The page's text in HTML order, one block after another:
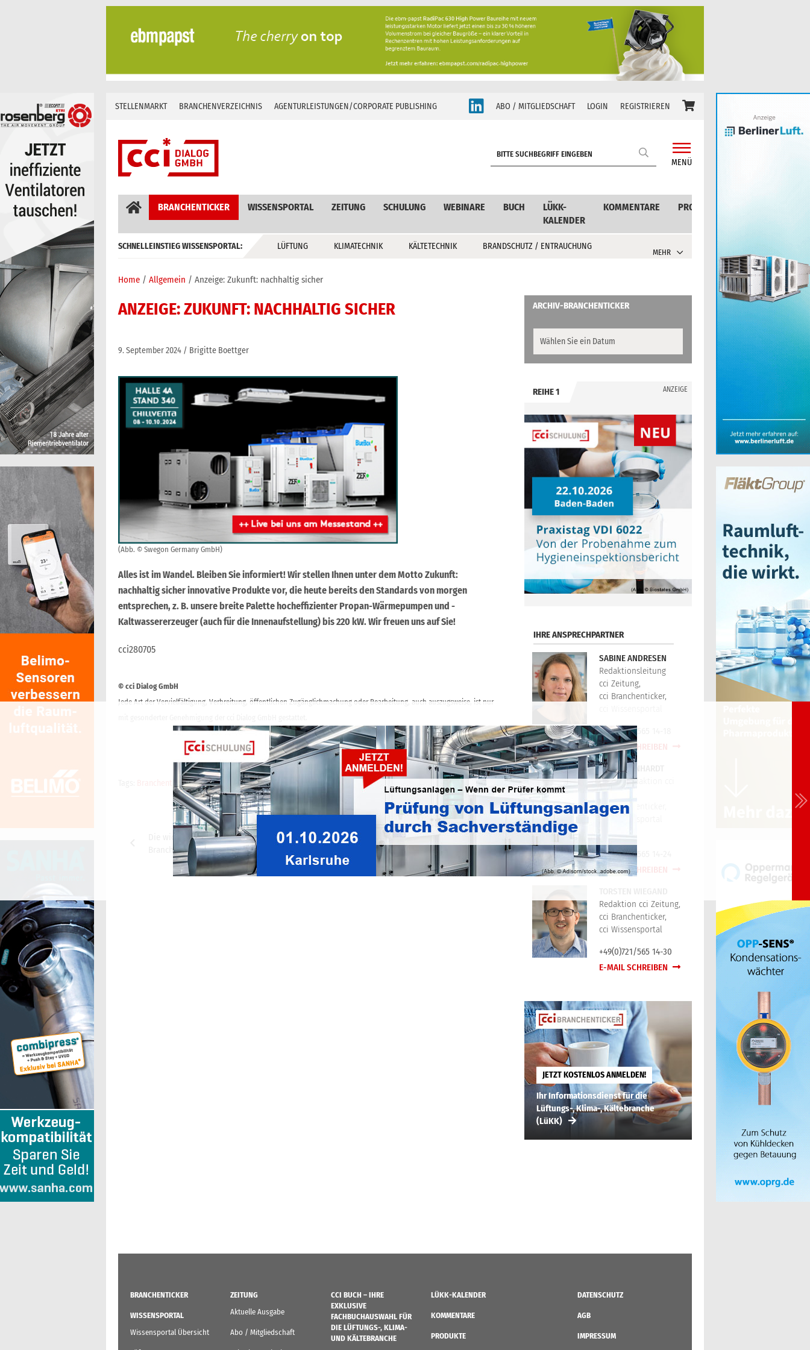
Skip
content
STELLENMARKT BRANCHENVERZEICHNIS AGENTURLEISTUNGEN/CORPORATE PUBLISHING ABO / MITGLIEDSCHAFT LOGIN REGISTRIEREN
MENÜ
BRANCHENTICKER WISSENSPORTAL ZEITUNG SCHULUNG WEBINARE BUCH
LÜKK-
KALENDER
KOMMENTARE PRODUKTE
SCHNELLEINSTIEG WISSENSPORTAL: LÜFTUNG KLIMATECHNIK KÄLTETECHNIK BRANDSCHUTZ / ENTRAUCHUNG
MEHR
Home Allgemein Anzeige: Zukunft: nachhaltig sicher
ANZEIGE: ZUKUNFT: NACHHALTIG SICHER
9. September 2024 Brigitte Boettger
(Abb. © Swegon Germany GmbH)
Alles ist im Wandel. Bleiben Sie informiert! Wir stellen Ihnen unter dem Motto Zukunft:
nachhaltig sicher innovative Produkte vor, die heute bereits den Standards von morgen
entsprechen, z. B. unsere breite Palette hocheffizienter Propan-Wärmepumpen und -
Kaltwassererzeuger (auch für die Innenaufstellung) bis 220 kW. Wir freuen uns auf Sie!
cci280705
© cci Dialog GmbH
Jede Art der Vervielfältigung, Verbreitung, öffentlichen Zugänglichmachung oder Bearbeitung, auch auszugsweise, ist nur
Branchenticker-Anzeige, cci Branchenticker
Beitragsnavigation
Die wichtigsten Meldungen aus cci
Branchenticker
Überblick im Normenwesen –
ARCHIV-BRANCHENTICKER
REIHE 1 ANZEIGE
IHRE ANSPRECHPARTNER
SABINE ANDRESEN
Redaktionsleitung
cci Zeitung,
cci Branchenticker,
+49(0)721/565 14-18
E-MAIL SCHREIBEN
PETER REINHARDT
Technikredaktion cci
Zeitung,
cci Branchenticker,
cci Wissensportal
+49(0)721/565 14-24
E-MAIL SCHREIBEN
Redaktion cci Zeitung,
cci Branchenticker,
cci Wissensportal
+49(0)721/565 14-30
E-MAIL SCHREIBEN
JETZT KOSTENLOS ANMELDEN!
Ihr Informationsdienst für die
Lüftungs-, Klima-, Kältebranche
(LüKK)
BRANCHENTICKER
WISSENSPORTAL
Wissensportal Übersicht
ZEITUNG
Aktuelle Ausgabe
Abo / Mitgliedschaft
CCI BUCH – IHRE
EXKLUSIVE
FACHBUCHAUSWAHL FÜR
DIE LÜFTUNGS-, KLIMA-
UND KÄLTEBRANCHE
LÜKK-KALENDER
KOMMENTARE
PRODUKTE
DATENSCHUTZ
AGB
IMPRESSUM